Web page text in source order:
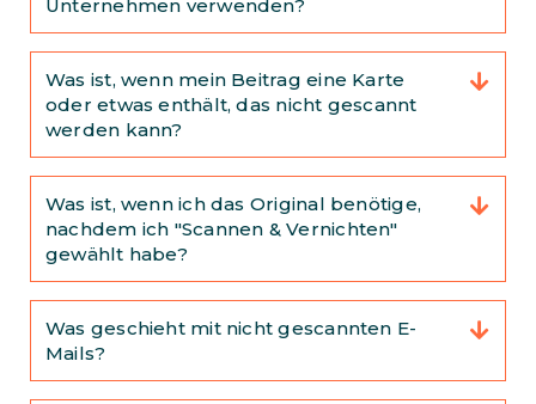
Unternehmen verwenden?
Was ist, wenn mein Beitrag eine Karte
oder etwas enthält, das nicht gescannt
werden kann?
Was ist, wenn ich das Original benötige,
nachdem ich "Scannen & Vernichten"
gewählt habe?
Was geschieht mit nicht gescannten E-
Mails?